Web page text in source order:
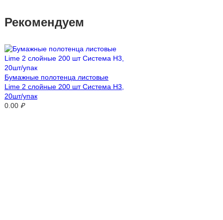
Рекомендуем
Бумажные полотенца листовые
Lime 2 слойные 200 шт Система H3,
20шт/упак
0.00 ₽